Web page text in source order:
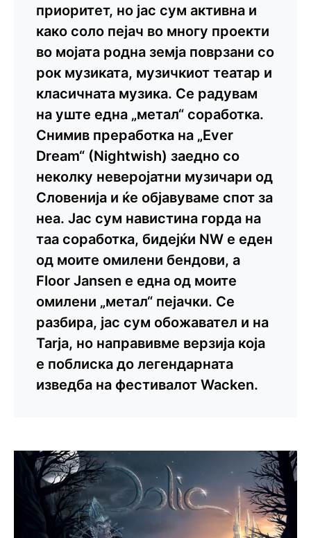
приоритет, но јас сум активна и
како соло пејач во многу проекти
во мојата родна земја поврзани со
рок музиката, музичкиот театар и
класичната музика. Се радувам
на уште една „метал“ соработка.
Снимив преработка на „Ever
Dream“ (Nightwish) заедно со
неколку неверојатни музичари од
Словенија и ќе објавуваме спот за
неа. Јас сум навистина горда на
таа соработка, бидејќи NW е еден
од моите омилени бендови, а
Floor Jansen е една од моите
омилени „метал“ пејачки. Се
разбира, јас сум обожавател и на
Tarja, но направивме верзија која
е поблиска до легендарната
изведба на фестивалот Wacken.